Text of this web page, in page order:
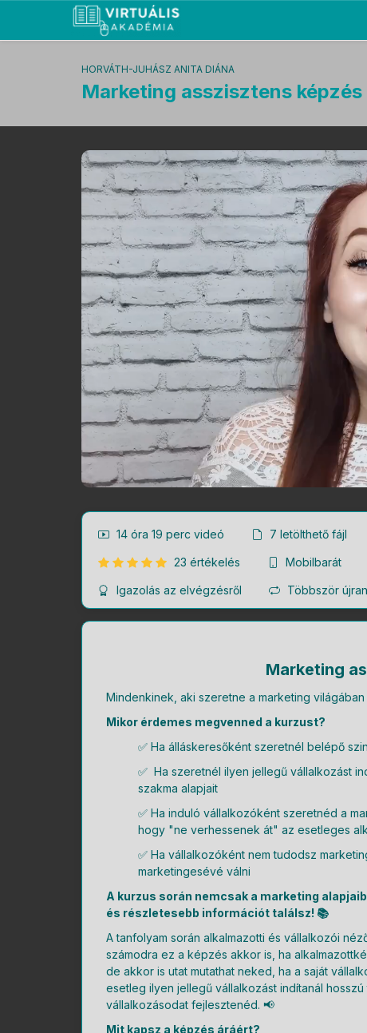
HORVÁTH-JUHÁSZ ANITA DIÁNA
Marketing asszisztens képzés
14 óra 19 perc videó 7 letölthető fájl
23 értékelés Mobilbarát
Igazolás az elvégzésről Többször
Marketing
Mindenkinek, aki szeretne a marketing
Mikor érdemes megvenned a kurzust?
✅ Ha álláskeresőként szeretnél belépő
✅ Ha szeretnél ilyen jellegű vállalkozást
szakma alapjait
✅ Ha induló vállalkozóként szeretnéd a
hogy "ne verhessenek át" az esetleges
✅ Ha vállalkozóként nem tudodsz
marketingesévé válni
A kurzus során nemcsak a marketing
és részletesebb információt találsz! 📚
A tanfolyam során alkalmazotti és vállalkozói
számodra ez a képzés akkor is, ha
de akkor is utat mutathat neked, ha a saját
esetleg ilyen jellegű vállalkozást indítanál
vállalkozásodat fejlesztenéd. 📢
Mit kapsz a képzés áráért?